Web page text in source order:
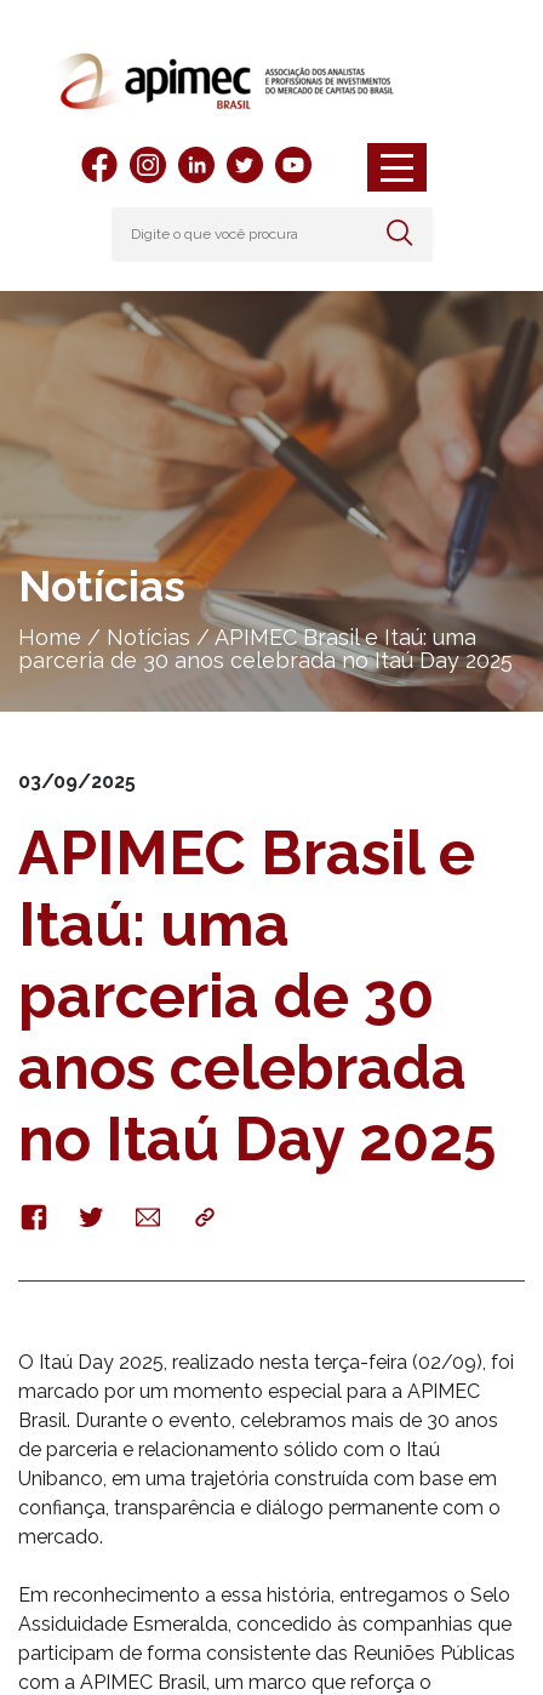
Notícias
Home / Notícias /APIMEC Brasil e Itaú: uma
parceria de 30 anos celebrada no Itaú Day 2025
03/09/2025
APIMEC Brasil e
Itaú: uma
parceria de 30
anos celebrada
no Itaú Day 2025
FacebookTwitterE-
mail
Copy
O Itaú Day 2025, realizado nesta terça-feira (02/09), foi
marcado por um momento especial para a APIMEC
Brasil. Durante o evento, celebramos mais de 30 anos
de parceria e relacionamento sólido com o Itaú
Unibanco, em uma trajetória construída com base em
confiança, transparência e diálogo permanente com o
mercado.
Em reconhecimento a essa história, entregamos o Selo
Assiduidade Esmeralda, concedido às companhias que
participam de forma consistente das Reuniões Públicas
com a APIMEC Brasil, um marco que reforça o